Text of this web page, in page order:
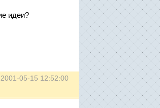
идеи?
2001-05-15 12:52:00